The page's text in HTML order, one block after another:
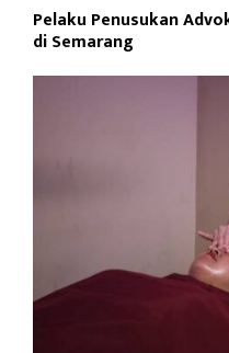
Pelaku Penusukan
di Semarang